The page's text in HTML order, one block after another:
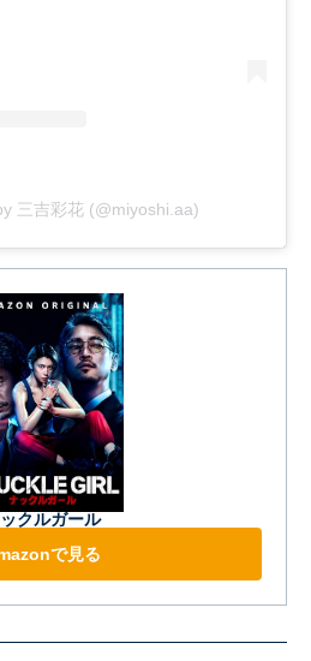
三吉彩花 (@miyoshi.aa)
クルガール
で見る